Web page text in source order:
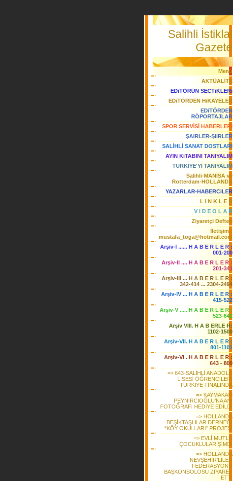
Salihli İstiklal
Gazete
Menü
AKTÜALİTE
EDiTÖRÜN SECTiKLERi
EDiTÖRDEN HiKAYELER
EDiTÖRDEN
RÖPORTAJLAR
SPOR SERVİSİ HABERLERi
ŞAiRLER-ŞiiRLER
SALİHLİ SANAT DOSTLARI
AYIN KiTABINI TANIYALIM
TÜRKİYE'Yİ TANIYALIM
Salihli-MANİSA ve
Rotterdam-HOLLANDA
YAZARLAR-HABERCiLER
L i N K L E R
V i D E O L A R
Ziyaretçi Defteri
İletişim :
mustafa_toga@hotmail.com
Arşiv-I ...... H A B E R L E R :
001-200
Arşiv-II .... H A B E R L E R :
201-341
Arşiv-III ... H A B E R L E R :
342-414 ... 2304-2494
Arşiv-IV ... H A B E R L E R :
415-522
Arşiv-V ..... H A B E R L E R :
523-642
Arşiv VIII. H A B ERLE R:
1102-1500
Arşiv-VII. H A B E R L E R :
801-1101
Arşiv-VI . H A B E R L E R :
643 - 800
=> 643-SALİHLİ ANADOLU
LİSESİ ÖĞRENCİLERİ
TÜRKİYE FİNALINDA
=> KAYMAKAM
PEYNİRCİOĞLU’NA ANI
FOTOĞRAFI HEDİYE EDİLDİ
=> HOLLANDA
BEŞİKTAŞLILAR DERNEĞİ
“KÖY OKULLARI” PROJESİ
=> EVLİ MUTLU
ÇOCUKLULAR ŞİMDİ
=> HOLLANDA
NEVŞEHİR’LİLER
FEDERASYONU
BAŞKONSOLOSU ZİYARET
ETTİ